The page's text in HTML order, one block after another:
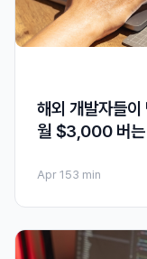
해외 개발자들
월 $3,000 버는
Apr 153 min